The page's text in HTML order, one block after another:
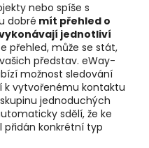
nebo spíše s
dobré mít přehled o
jednotliví
přehled, může se stát,
představ. eWay-
možnost sledování
k vytvořenému kontaktu
jednoduchých
sdělí, že ke
přidán konkrétní typ